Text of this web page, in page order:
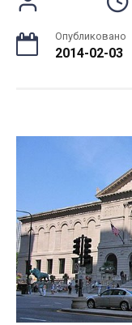
Опубликовано
2014-02-03